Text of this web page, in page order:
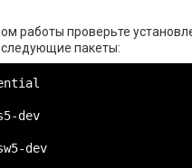
работы проверьте
пакеты:
dev
dev